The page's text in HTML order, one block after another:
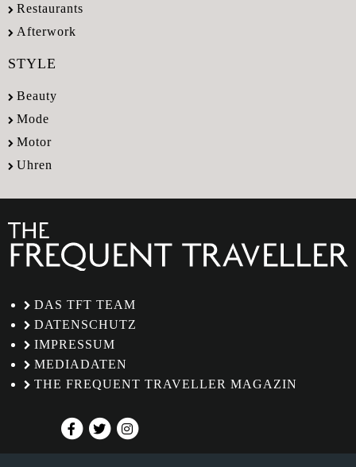
Restaurants
Afterwork
STYLE
Beauty
Mode
Motor
Uhren
DAS TFT TEAM
DATENSCHUTZ
IMPRESSUM
MEDIADATEN
THE FREQUENT TRAVELLER MAGAZIN